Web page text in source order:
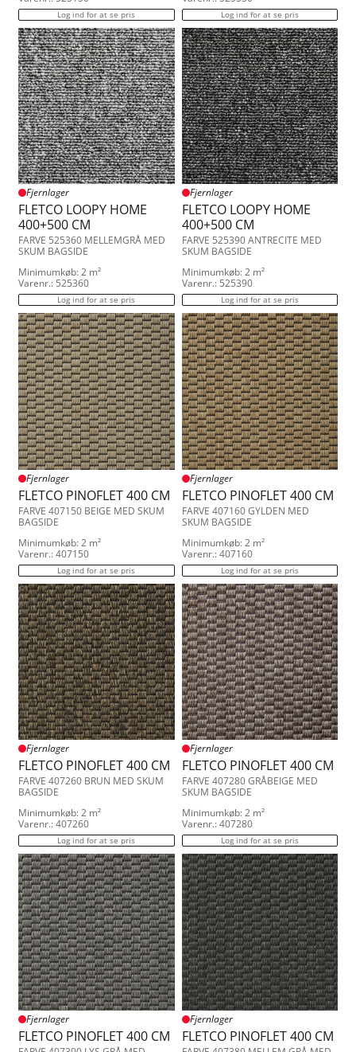
Log ind for at se pris Log ind for at se pris
Fjernlager
FLETCO LOOPY HOME
400+500 CM
FARVE 525360 MELLEMGRÅ MED
SKUM BAGSIDE
Minimumkøb: 2 m²
Varenr.: 525360
Log ind for at se pris
Fjernlager
FLETCO LOOPY HOME
400+500 CM
FARVE 525390 ANTRECITE MED
SKUM BAGSIDE
Minimumkøb: 2 m²
Varenr.: 525390
Log ind for at se pris
Fjernlager
FLETCO PINOFLET 400 CM
FARVE 407150 BEIGE MED SKUM
BAGSIDE
Minimumkøb: 2 m²
Varenr.: 407150
Log ind for at se pris
Fjernlager
FLETCO PINOFLET 400 CM
FARVE 407160 GYLDEN MED
SKUM BAGSIDE
Minimumkøb: 2 m²
Varenr.: 407160
Log ind for at se pris
Fjernlager
FLETCO PINOFLET 400 CM
FARVE 407260 BRUN MED SKUM
BAGSIDE
Minimumkøb: 2 m²
Varenr.: 407260
Log ind for at se pris
Fjernlager
FLETCO PINOFLET 400 CM
FARVE 407280 GRÅBEIGE MED
SKUM BAGSIDE
Minimumkøb: 2 m²
Varenr.: 407280
Log ind for at se pris
Fjernlager
FLETCO PINOFLET 400 CM
Fjernlager
FLETCO PINOFLET 400 CM